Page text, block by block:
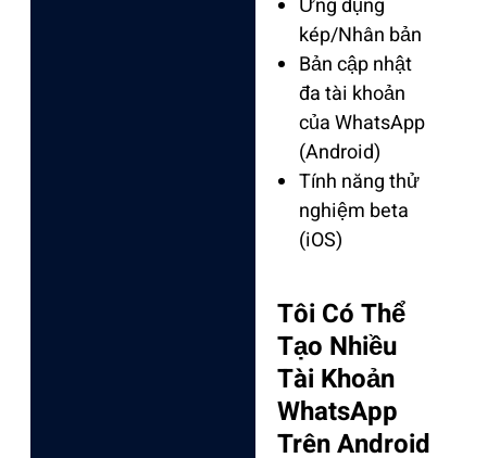
Ứng dụng
kép/Nhân bản
Bản cập nhật
đa tài khoản
của WhatsApp
(Android)
Tính năng thử
nghiệm beta
(iOS)
Tôi Có Thể
Tạo Nhiều
Tài Khoản
WhatsApp
Trên Android